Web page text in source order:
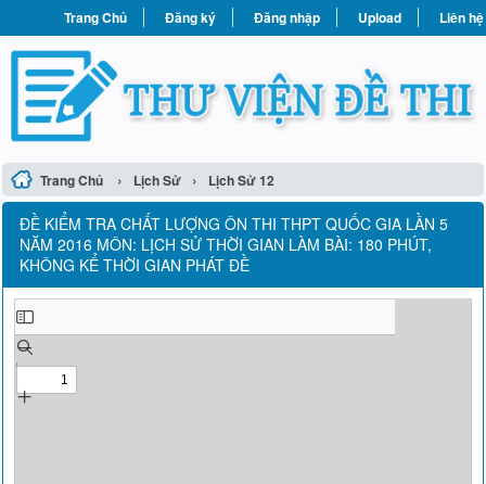
Trang Chủ Đăng ký Đăng nhập Upload Liên hệ
Trang Chủ › Lịch Sử › Lịch Sử 12
ĐỀ KIỂM TRA CHẤT LƯỢNG ÔN THI THPT QUỐC GIA LẦN 5
NĂM 2016 MÔN: LỊCH SỬ THỜI GIAN LÀM BÀI: 180 PHÚT,
KHÔNG KỂ THỜI GIAN PHÁT ĐỀ